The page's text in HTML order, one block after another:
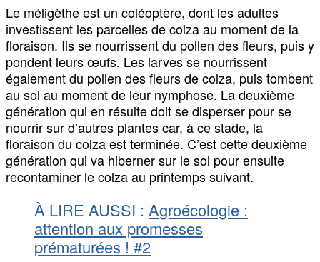
Le méligèthe est un coléoptère, dont les adultes
investissent les parcelles de colza au moment de la
floraison. Ils se nourrissent du pollen des fleurs, puis y
pondent leurs œufs. Les larves se nourrissent
également du pollen des fleurs de colza, puis tombent
au sol au moment de leur nymphose. La deuxième
génération qui en résulte doit se disperser pour se
nourrir sur d’autres plantes car, à ce stade, la
floraison du colza est terminée. C’est cette deuxième
génération qui va hiberner sur le sol pour ensuite
recontaminer le colza au printemps suivant.
À LIRE AUSSI : Agroécologie :
attention aux promesses
prématurées ! #2